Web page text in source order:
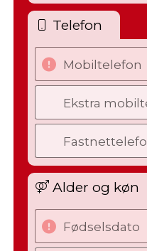
Telefon
Mobiltelefon
Ekstra
Alder og køn
Fødselsdato